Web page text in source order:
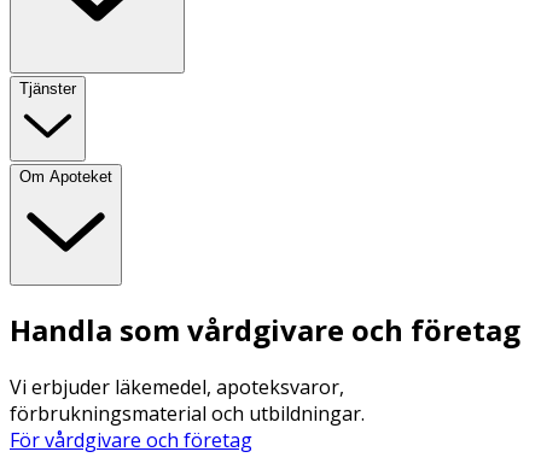
Tjänster
Om Apoteket
Handla som vårdgivare och företag
Vi erbjuder läkemedel, apoteksvaror,
förbrukningsmaterial och utbildningar.
För vårdgivare och företag